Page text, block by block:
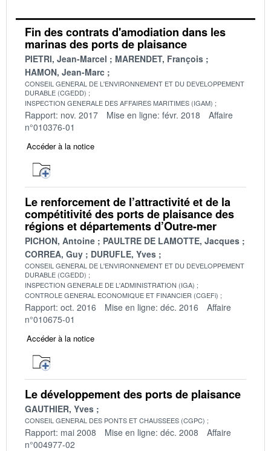
Fin des contrats d'amodiation dans les
marinas des ports de plaisance
PIETRI, Jean-Marcel
MARENDET, François
HAMON, Jean-Marc
CONSEIL GENERAL DE L'ENVIRONNEMENT ET DU DEVELOPPEMENT
DURABLE (CGEDD)
INSPECTION GENERALE DES AFFAIRES MARITIMES (IGAM)
Rapport: nov. 2017 Mise en ligne: févr. 2018
Affaire
n°010376-01
Accéder à la notice
Le renforcement de l’attractivité et de la
compétitivité des ports de plaisance des
régions et départements d’Outre-mer
PICHON, Antoine
PAULTRE DE LAMOTTE, Jacques
CORREA, Guy
DURUFLE, Yves
CONSEIL GENERAL DE L'ENVIRONNEMENT ET DU DEVELOPPEMENT
DURABLE (CGEDD)
INSPECTION GENERALE DE L'ADMINISTRATION (IGA)
CONTROLE GENERAL ECONOMIQUE ET FINANCIER (CGEFi)
Rapport: oct. 2016 Mise en ligne: déc. 2016
Affaire
n°010675-01
Accéder à la notice
Le développement des ports de plaisance
GAUTHIER, Yves
CONSEIL GENERAL DES PONTS ET CHAUSSEES (CGPC)
Rapport: mai 2008 Mise en ligne: déc. 2008
Affaire
n°004977-02